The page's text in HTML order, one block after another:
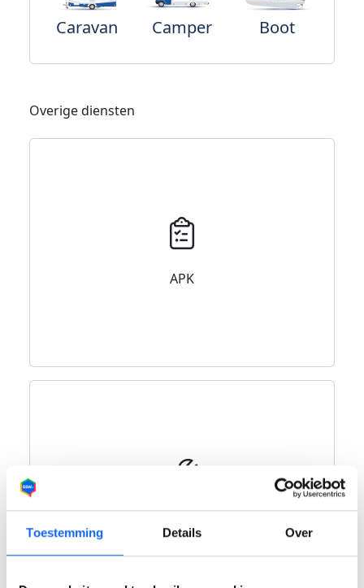
Toestemming Details Over
Caravan Camper Boot
Overige diensten
APK